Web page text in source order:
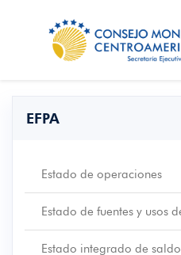
EFPA
Estado de operaciones
Estado de fuentes y usos
Estado integrado de